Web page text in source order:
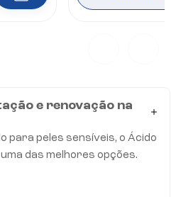
e renovação na
para peles sensíveis, o Ácido
das melhores opções.
promove uma esfoliação